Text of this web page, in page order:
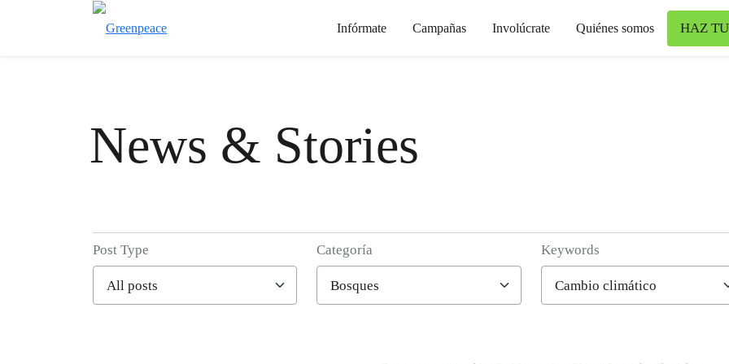
Infórmate Campañas Involúcrate Quiénes somos HAZ
News & Stories
Filter posts
Post Type Categoría Keywords